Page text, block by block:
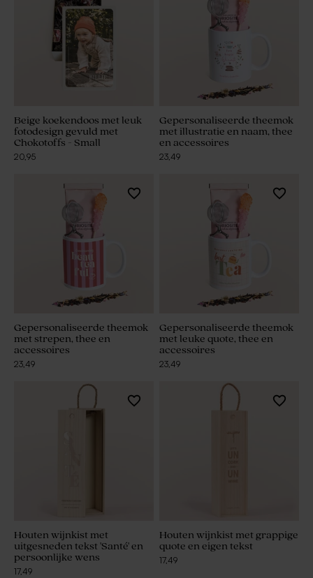
Beige koekendoos met leuk
fotodesign gevuld met
Chokotoffs - Small
20,95
Gepersonaliseerde theemok
met illustratie en naam, thee
en accessoires
23,49
Gepersonaliseerde theemok
met strepen, thee en
accessoires
23,49
Gepersonaliseerde theemok
met leuke quote, thee en
accessoires
23,49
Houten wijnkist met
uitgesneden tekst 'Santé' en
persoonlijke wens
17,49
Houten wijnkist met grappige
quote en eigen tekst
17,49